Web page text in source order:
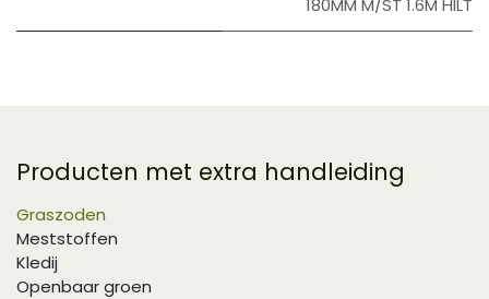
Producten met extra handleiding
Graszoden
Meststoffen
Kledij
Openbaar groen